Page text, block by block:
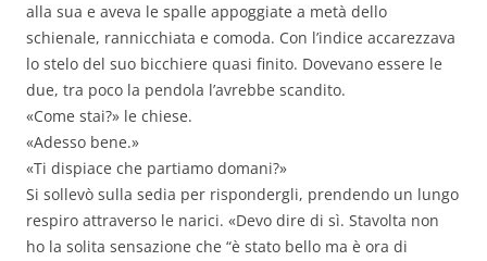
alla sua e aveva le spalle appoggiate a metà dello
schienale, rannicchiata e comoda. Con l’indice accarezzava
lo stelo del suo bicchiere quasi finito. Dovevano essere le
due, tra poco la pendola l’avrebbe scandito.
«Come stai?» le chiese.
«Adesso bene.»
«Ti dispiace che partiamo domani?»
Si sollevò sulla sedia per rispondergli, prendendo un lungo
respiro attraverso le narici. «Devo dire di sì. Stavolta non
ho la solita sensazione che “è stato bello ma è ora di